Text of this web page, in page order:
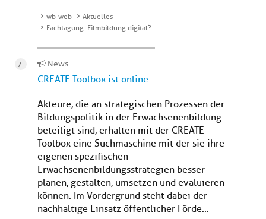
wb-web
Aktuelles
Fachtagung: Filmbildung digital?
News
CREATE Toolbox ist online
Akteure, die an strategischen Prozessen der
Bildungspolitik in der Erwachsenenbildung
beteiligt sind, erhalten mit der CREATE
Toolbox eine Suchmaschine mit der sie ihre
eigenen spezifischen
Erwachsenenbildungsstrategien besser
planen, gestalten, umsetzen und evaluieren
können. Im Vordergrund steht dabei der
nachhaltige Einsatz öffentlicher Förde...